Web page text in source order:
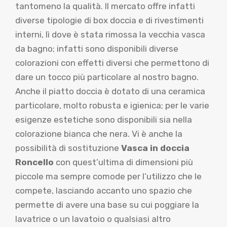
tantomeno la qualità. Il mercato offre infatti
diverse tipologie di box doccia e di rivestimenti
interni, lì dove è stata rimossa la vecchia vasca
da bagno; infatti sono disponibili diverse
colorazioni con effetti diversi che permettono di
dare un tocco più particolare al nostro bagno.
Anche il piatto doccia è dotato di una ceramica
particolare, molto robusta e igienica; per le varie
esigenze estetiche sono disponibili sia nella
colorazione bianca che nera. Vi è anche la
possibilità di sostituzione Vasca in doccia
Roncello con quest’ultima di dimensioni più
piccole ma sempre comode per l’utilizzo che le
compete, lasciando accanto uno spazio che
permette di avere una base su cui poggiare la
lavatrice o un lavatoio o qualsiasi altro